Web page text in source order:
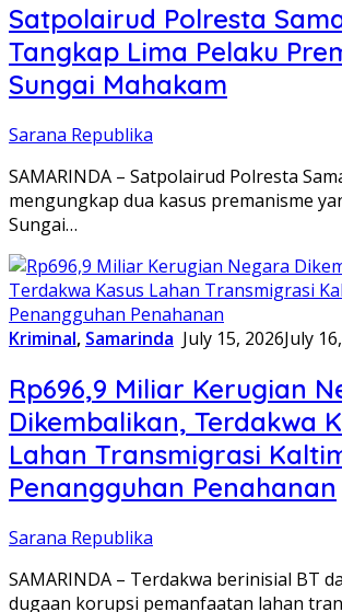
Satpolairud Polresta
Tangkap Lima Pelaku
Sungai Mahakam
Sarana Republika
SAMARINDA – Satpolairud Polresta
mengungkap dua kasus premanisme
Sungai…
Kriminal, Samarinda July 15, 2026July
Rp696,9 Miliar Kerugian
Dikembalikan, Terdakwa
Lahan Transmigrasi
Penangguhan Penahanan
Sarana Republika
SAMARINDA – Terdakwa berinisial BT
dugaan korupsi pemanfaatan lahan